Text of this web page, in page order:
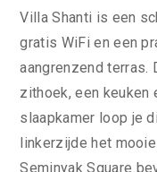
Villa Shanti is een
gratis WiFi en een
aangrenzend terras.
zithoek, een keuken
slaapkamer loop je
linkerzijde het
Seminyak Square